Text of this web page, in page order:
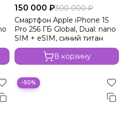
150 000 ₽300 000 ₽
Смартфон Apple iPhone 15
Pro 256 ГБ Global, Dual: nano
SIM + eSIM, синий титан
В корзину
−50%